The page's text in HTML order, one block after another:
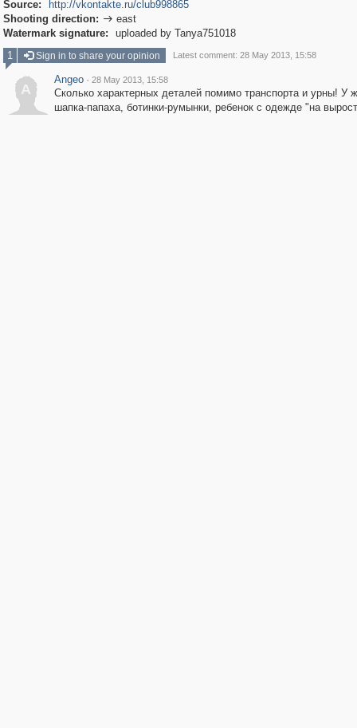
Source:
http://vkontakte.ru/club998865
Shooting direction:  east
Watermark signature:
uploaded by Tanya751018
1
Sign in to share your opinion Latest comment: 28 May 2013, 15:58
A
Angeo · 28 May 2013, 15:58
Сколько характерных деталей помимо транспорта и урны! У
шапка-папаха, ботинки-румынки, ребенок с одежде "на